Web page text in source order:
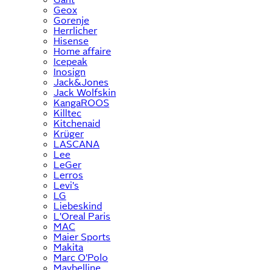
Geox
Gorenje
Herrlicher
Hisense
Home affaire
Icepeak
Inosign
Jack&Jones
Jack Wolfskin
KangaROOS
Killtec
Kitchenaid
Krüger
LASCANA
Lee
LeGer
Lerros
Levi's
LG
Liebeskind
L'Oreal Paris
MAC
Maier Sports
Makita
Marc O'Polo
Maybelline